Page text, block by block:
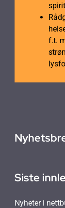
f.t.
Siste
Nyheter i